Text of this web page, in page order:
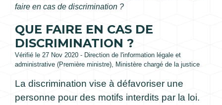
faire en cas de discrimination ?
QUE FAIRE EN CAS DE
DISCRIMINATION ?
Vérifié le 27 Nov 2020 - Direction de l'information légale et
administrative (Première ministre), Ministère chargé de la justice
La discrimination vise à défavoriser une
personne pour des motifs interdits par la loi.